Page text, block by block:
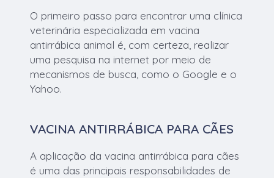
O primeiro passo para encontrar uma clínica
veterinária especializada em vacina
antirrábica animal é, com certeza, realizar
uma pesquisa na internet por meio de
mecanismos de busca, como o Google e o
Yahoo.
VACINA ANTIRRÁBICA PARA CÃES
A aplicação da vacina antirrábica para cães
é uma das principais responsabilidades de